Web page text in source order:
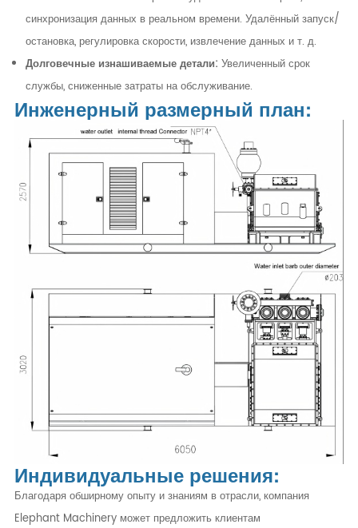
синхронизация данных в реальном времени. Удалённый запуск/
остановка, регулировка скорости, извлечение данных и т. д.
Долговечные изнашиваемые детали: Увеличенный срок
службы, сниженные затраты на обслуживание.
Инженерный размерный план:
Индивидуальные решения:
Благодаря обширному опыту и знаниям в отрасли, компания
Elephant Machinery может предложить клиентам